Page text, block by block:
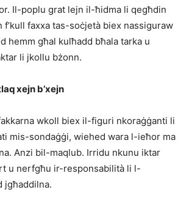
Il-poplu grat lejn il-ħidma li qegħdin
faxxa tas-soċjetà biex nassiguraw
hemm għal kulħadd bħala tarka u
li jkollu bżonn.
xejn b’xejn
wkoll biex il-figuri nkoraġġanti li
mis-sondaġġi, wiehed wara l-ieħor ma
Anzi bil-maqlub. Irridu nkunu iktar
u nerfgħu ir-responsabilità li l-
jgħaddilna.